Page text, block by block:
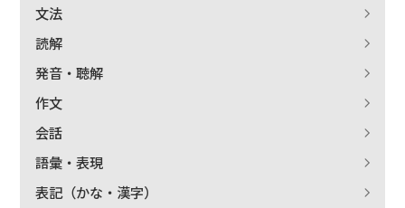
文法
読解
発音・聴解
作文
会話
語彙・表現
表記（かな・漢字）